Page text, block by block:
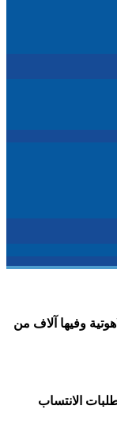
وفيها آلاف من
الانتساب